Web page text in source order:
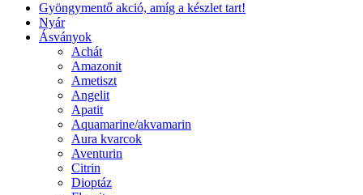
Gyöngymentő akció, amíg a készlet tart!
Nyár
Ásványok
Achát
Amazonit
Ametiszt
Angelit
Apatit
Aquamarine/akvamarin
Aura kvarcok
Aventurin
Citrin
Dioptáz